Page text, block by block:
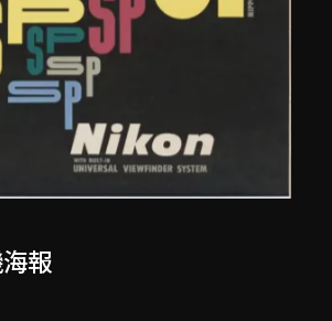
報